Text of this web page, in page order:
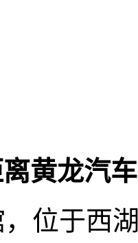
黄龙汽
，位于西